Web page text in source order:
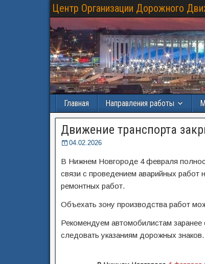
Центр Организации Дорожного
Главная Направления работы
Движение транспорта
04.02.2026
В Нижнем Новгороде 4 февраля
связи с проведением аварийных работ
ремонтных работ.
Объехать зону производства работ
Рекомендуем автомобилистам
следовать указаниям дорожных знаков.